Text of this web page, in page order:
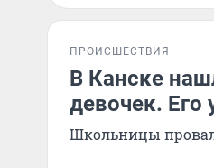
ПРОИСШЕСТВИЯ
В Канске
девочек. Его
Школьницы